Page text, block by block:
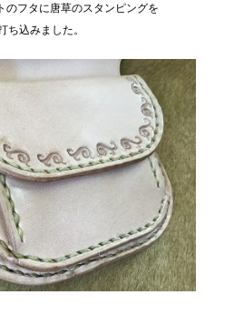
のフタに唐草のスタンピングを
ち込みました。